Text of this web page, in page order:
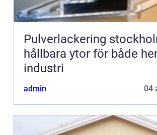
Pulverlackering
hållbara ytor för både
industri
admin 04